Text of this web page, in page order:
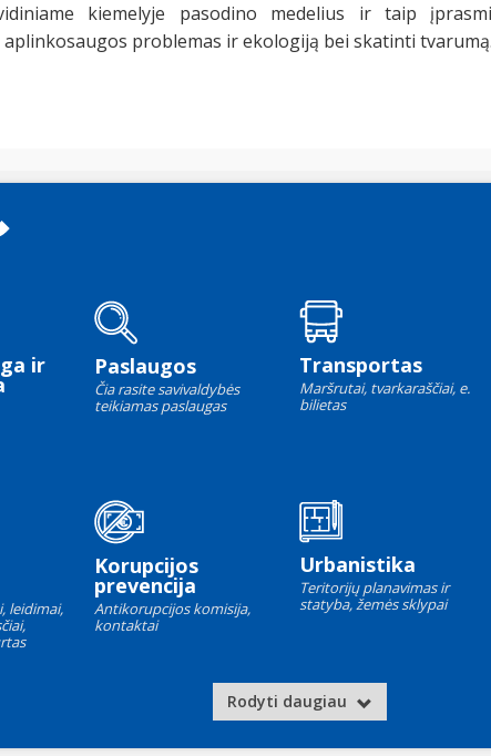
kiemelyje pasodino medelius ir taip
problemas ir ekologiją bei skatinti tvarumą.
ir Paslaugos
Čia rasite savivaldybės
teikiamas paslaugas
Transportas
Maršrutai, tvarkaraščiai, e.
bilietas
leidimai,
Korupcijos
prevencija
Antikorupcijos komisija,
kontaktai
Urbanistika
Teritorijų planavimas ir
statyba, žemės sklypai
Rodyti daugiau